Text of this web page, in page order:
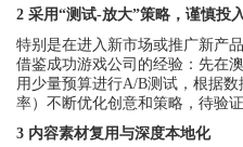
2 采用“测试-放大”策略，谨慎投
特别是在进入新市场或推广新产
借鉴成功游戏公司的经验：先在
用少量预算进行A/B测试，根据
率）不断优化创意和策略，待验
3 内容素材复用与深度本地化